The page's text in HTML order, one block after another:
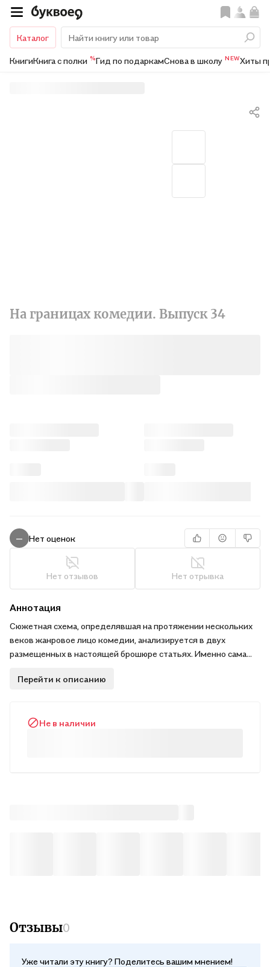
Каталог
КнигиКнига с полки %Гид по подаркамСнова в школу NEWХиты
На границах комедии. Выпуск 34
— Нет оценок
Нет отзывов Нет отрывка
Аннотация
Сюжетная схема, определявшая на протяжении нескольких
веков жанровое лицо комедии, анализируется в двух
размещенных в настоящей брошюре статьях. Именно сама
стадии формирования и на стадии финальной амортизации. . .
Перейти к описанию
Не в наличии
Отзывы0
Уже читали эту книгу? Поделитесь вашим мнением!